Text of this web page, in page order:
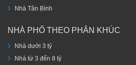
Nhà Tân Bình
NHÀ PHỐ THEO PHÂN KHÚC
Nhà dưới 3 tỷ
Nhà từ 3 đến 8 tỷ